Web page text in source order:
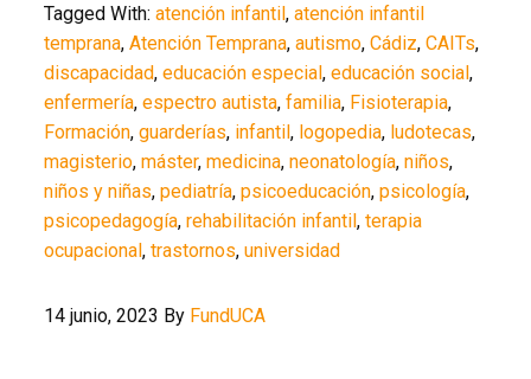
Tagged With:atención infantil,atención infantil
temprana,Atención Temprana,autismo,Cádiz,CAITs,
discapacidad,educación especial,educación social,
enfermería,espectro autista,familia, Fisioterapia,
Formación,guarderías, infantil, logopedia, ludotecas,
magisterio,máster,medicina,neonatología,niños,
niños y niñas,pediatría,psicoeducación,psicología,
psicopedagogía,rehabilitación infantil,terapia
ocupacional,trastornos,universidad
14 junio, 2023 By FundUCA